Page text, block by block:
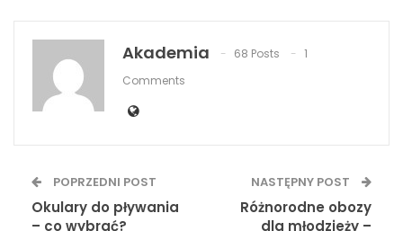
Akademia 68 Posts
1
Comments
POPRZEDNI POST
Okulary do pływania
– co wybrać?
NASTĘPNY POST
Różnorodne obozy
dla młodzieży –